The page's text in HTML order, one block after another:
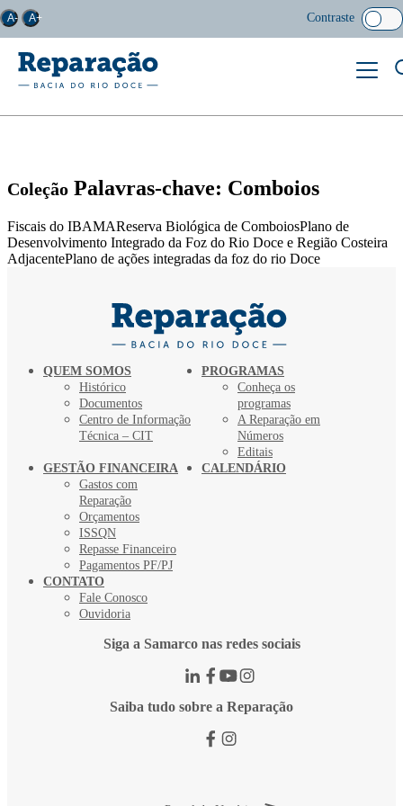
A- A+ Contraste
Coleção Palavras-chave: Comboios
Fiscais do IBAMAReserva Biológica de ComboiosPlano de
Desenvolvimento Integrado da Foz do Rio Doce e Região Costeira
AdjacentePlano de ações integradas da foz do rio Doce
QUEM SOMOS
Histórico
Documentos
Centro de Informação
Técnica – CIT
PROGRAMAS
Conheça os
programas
A Reparação em
Números
Editais
GESTÃO FINANCEIRA
Gastos com
Reparação
Orçamentos
ISSQN
Repasse Financeiro
Pagamentos PF/PJ
CALENDÁRIO
CONTATO
Fale Conosco
Ouvidoria
Siga a Samarco nas redes sociais
Saiba tudo sobre a Reparação